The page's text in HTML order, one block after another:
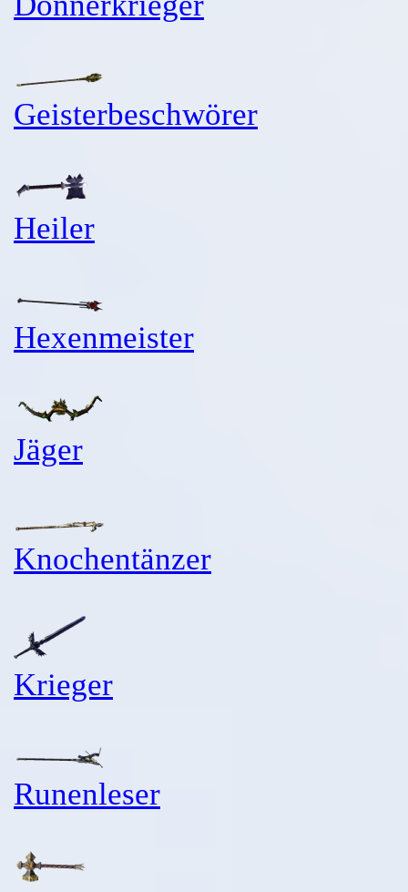
Geisterbeschwörer
Heiler
Hexenmeister
Jäger
Knochentänzer
Krieger
Runenleser